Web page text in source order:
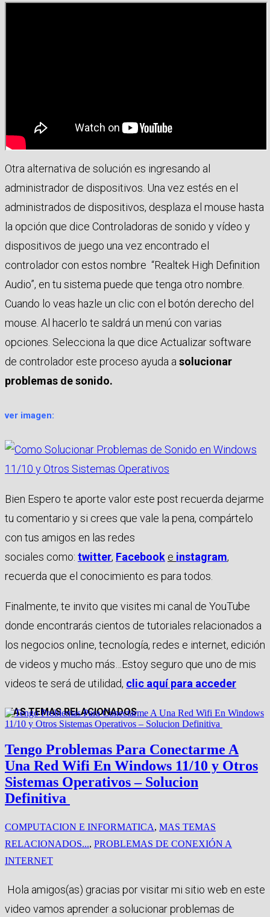
Otra alternativa de solución es ingresando al
administrador de dispositivos. Una vez estés en el
administrados de dispositivos, desplaza el mouse hasta
la opción que dice Controladoras de sonido y vídeo y
dispositivos de juego una vez encontrado el
controlador con estos nombre “Realtek High Definition
Audio”, en tu sistema puede que tenga otro nombre.
Cuando lo veas hazle un clic con el botón derecho del
mouse. Al hacerlo te saldrá un menú con varias
opciones. Selecciona la que dice Actualizar software
de controlador este proceso ayuda a solucionar
problemas de sonido.
ver imagen:
Bien Espero te aporte valor este post recuerda dejarme
tu comentario y si crees que vale la pena, compártelo
con tus amigos en las redes
sociales como: twitter, Facebook e instagram,
recuerda que el conocimiento es para todos.
Finalmente, te invito que visites mi canal de YouTube
donde encontrarás cientos de tutoriales relacionados a
los negocios online, tecnología, redes e internet, edición
de videos y mucho más…Estoy seguro que uno de mis
videos te será de utilidad, clic aquí para acceder
MAS TEMAS RELACIONADOS
Tengo Problemas Para Conectarme A
Una Red Wifi En Windows 11/10 y Otros
Sistemas Operativos – Solucion
Definitiva
COMPUTACION E INFORMATICA, MAS TEMAS
RELACIONADOS..., PROBLEMAS DE CONEXIÓN A
INTERNET
Hola amigos(as) gracias por visitar mi sitio web en este
video vamos aprender a solucionar problemas de